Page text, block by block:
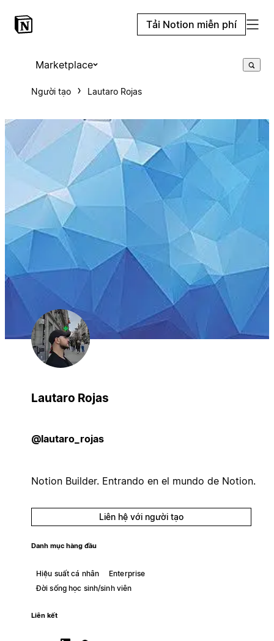
Tải Notion miễn phí
Marketplace
Người tạo Lautaro Rojas
Lautaro Rojas
@lautaro_rojas
Notion Builder. Entrando en el mundo de Notion.
Liên hệ với người tạo
Danh mục hàng đầu
Hiệu suất cá nhân
Enterprise
Đời sống học sinh/sinh viên
Liên kết